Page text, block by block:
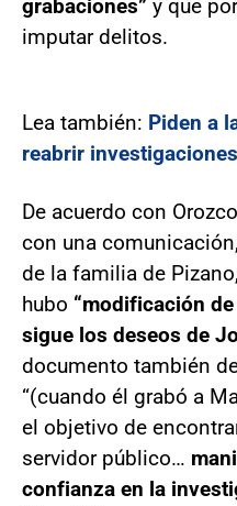
grabaciones” y que
imputar delitos.
Lea también: Piden a
reabrir
De acuerdo con
con una
de la familia de
hubo “modificación
sigue los deseos de
documento también
“(cuando él grabó a
el objetivo de
servidor público…
confianza en la